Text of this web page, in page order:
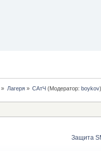
» Лагеря» САтЧ(Модератор: boykov
Защита